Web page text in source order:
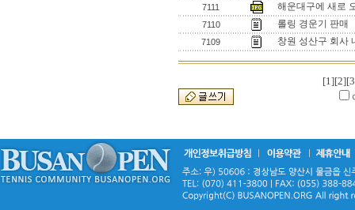
7111 해운대구에 새로
7110 롤링 경운기 판매
7109 창원 성산구 회사
[1][2]